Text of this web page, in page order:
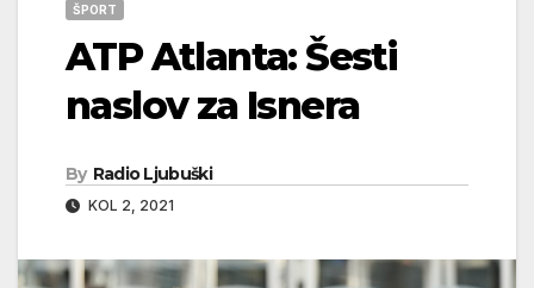
ŠPORT
ATP Atlanta: Šesti
naslov za Isnera
By Radio Ljubuški
KOL 2, 2021